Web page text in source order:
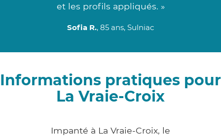
et les profils appliqués. »
Sofia R., 85 ans, Sulniac
Informations pratiques pour
La Vraie-Croix
Impanté à La Vraie-Croix, le